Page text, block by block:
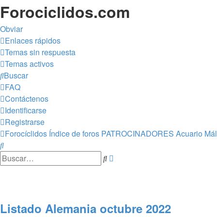
Forociclidos.com
Obviar
Enlaces rápidos
Temas sin respuesta
Temas activos
Buscar
FAQ
Contáctenos
Identificarse
Registrarse
Forocíclidos Índice de foros PATROCINADORES Acuario
Buscar
Buscar
Listado Alemania octubre 2022